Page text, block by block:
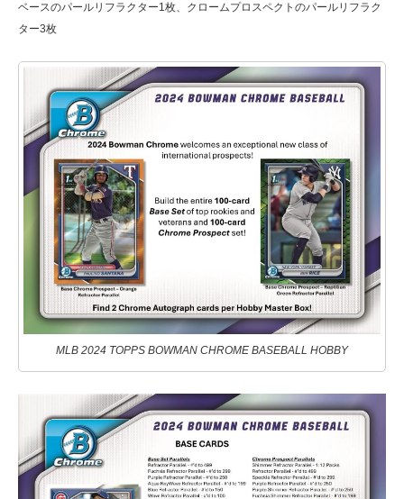
ベースのパールリフラクター1枚、クロームプロスペクトのパールリフラク
ター3枚
MLB 2024 TOPPS BOWMAN CHROME BASEBALL HOBBY